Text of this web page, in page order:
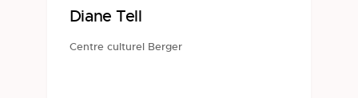
Diane Tell
Centre culturel Berger